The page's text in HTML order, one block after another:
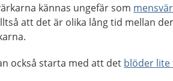
kännas ungefär som
att det är olika lång tid mellan
också starta med att det blöder lite